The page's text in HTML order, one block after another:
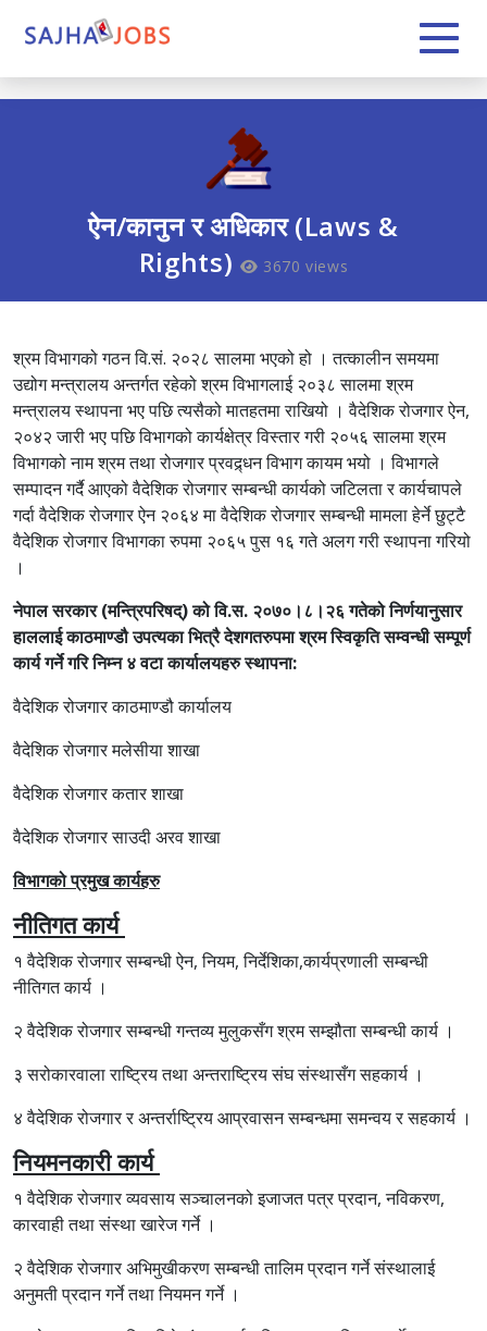
ऐन/कानुन र अधिकार (Laws &
Rights)
3670 views
श्रम विभागको गठन वि.सं. २०२८ सालमा भएको हो । तत्कालीन समयमा
उद्योग मन्त्रालय अन्तर्गत रहेको श्रम विभागलाई २०३८ सालमा श्रम
मन्त्रालय स्थापना भए पछि त्यसैको मातहतमा राखियो । वैदेशिक रोजगार ऐन,
२०४२ जारी भए पछि विभागको कार्यक्षेत्र विस्तार गरी २०५६ सालमा श्रम
विभागको नाम श्रम तथा रोजगार प्रवद्र्धन विभाग कायम भयो । विभागले
सम्पादन गर्दै आएको वैदेशिक रोजगार सम्बन्धी कार्यको जटिलता र कार्यचापले
गर्दा वैदेशिक रोजगार ऐन २०६४ मा वैदेशिक रोजगार सम्बन्धी मामला हेर्ने छुट्टै
वैदेशिक रोजगार विभागका रुपमा २०६५ पुस १६ गते अलग गरी स्थापना गरियो
।
नेपाल सरकार (मन्त्रिपरिषद्) को वि.स. २०७०।८।२६ गतेको निर्णयानुसार
हाललाई काठमाण्डौ उपत्यका भित्रै देशगतरुपमा श्रम स्विकृति सम्वन्धी सम्पूर्ण
कार्य गर्ने गरि निम्न ४ वटा कार्यालयहरु स्थापना:
वैदेशिक रोजगार काठमाण्डौ कार्यालय
वैदेशिक रोजगार मलेसीया शाखा
वैदेशिक रोजगार कतार शाखा
वैदेशिक रोजगार साउदी अरव शाखा
विभागको प्रमुख कार्यहरु
नीतिगत कार्य
१ वैदेशिक रोजगार सम्बन्धी ऐन, नियम, निर्देशिका,कार्यप्रणाली सम्बन्धी
नीतिगत कार्य ।
२ वैदेशिक रोजगार सम्बन्धी गन्तव्य मुलुकसँग श्रम सम्झौता सम्बन्धी कार्य ।
३ सरोकारवाला राष्ट्रिय तथा अन्तराष्ट्रिय संघ संस्थासँग सहकार्य ।
४ वैदेशिक रोजगार र अन्तर्राष्ट्रिय आप्रवासन सम्बन्धमा समन्वय र सहकार्य ।
नियमनकारी कार्य
१ वैदेशिक रोजगार व्यवसाय सञ्चालनको इजाजत पत्र प्रदान, नविकरण,
कारवाही तथा संस्था खारेज गर्ने ।
२ वैदेशिक रोजगार अभिमुखीकरण सम्बन्धी तालिम प्रदान गर्ने संस्थालाई
अनुमती प्रदान गर्ने तथा नियमन गर्ने ।